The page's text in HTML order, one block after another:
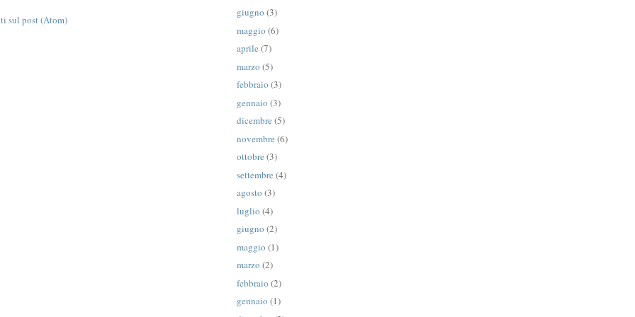
sul post (Atom)
giugno (3)
maggio (6)
aprile (7)
marzo (5)
febbraio (3)
gennaio (3)
dicembre (5)
novembre (6)
ottobre (3)
settembre (4)
agosto (3)
luglio (4)
giugno (2)
maggio (1)
marzo (2)
febbraio (2)
gennaio (1)